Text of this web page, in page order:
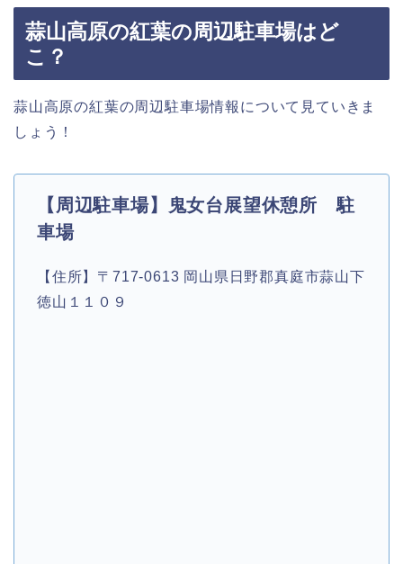
蒜山高原の紅葉の周辺駐車場はど
こ？
蒜山高原の紅葉の周辺駐車場情報について見ていきま
しょう！
【周辺駐車場】鬼女台展望休憩所 駐
車場
【住所】〒717-0613 岡山県日野郡真庭市蒜山下
徳山１１０９